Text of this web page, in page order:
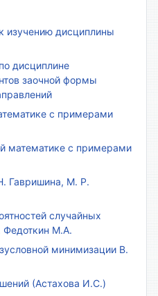
изучению дисциплины
дисциплине
заочной формы
с примерами
математике с примерами
Гавришина, М. Р.
случайных
Федоткин М.А.
минимизации В.
(Астахова И.С.)